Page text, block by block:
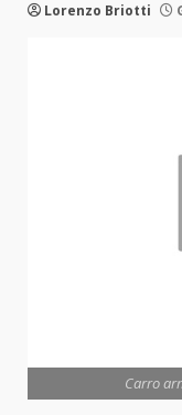
Lorenzo Briotti
Carro